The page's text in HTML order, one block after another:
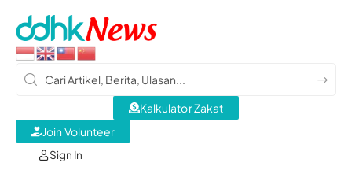
Sign In
Kalkulator Zakat
Join Volunteer